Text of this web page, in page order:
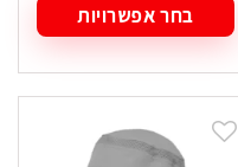
בחר אפשרויות
זה
יש
סוגים.